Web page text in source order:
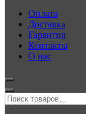
Оплата
Доставка
Гарантия
Контакты
О нас